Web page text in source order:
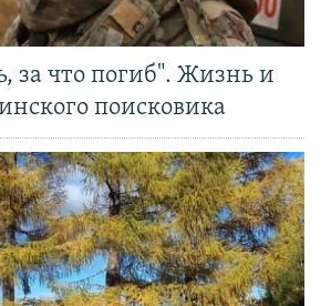
за что погиб". Жизнь и
поисковика